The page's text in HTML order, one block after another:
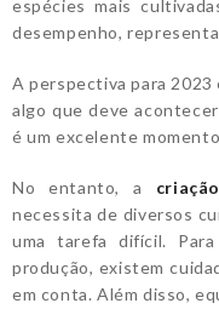
espécies mais
desempenho,
A perspectiva para
algo que deve
é um excelente
No entanto, a
necessita de diversos
uma tarefa difícil.
produção, existem
em conta. Além disso,